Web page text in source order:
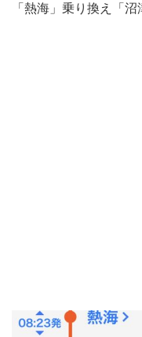
「熱海」乗り換え「沼